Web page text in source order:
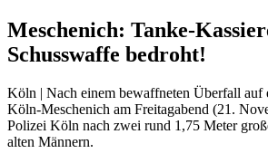
Meschenich: Tanke-
Schusswaffe bedroht!
Köln | Nach einem bewaffneten Überfall auf
Köln-Meschenich am Freitagabend (21.
Polizei Köln nach zwei rund 1,75 Meter
alten Männern.